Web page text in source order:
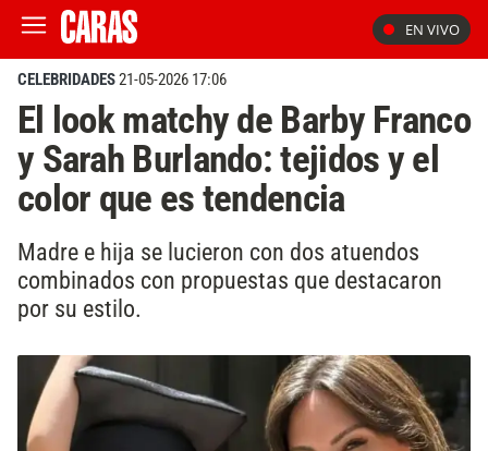
EN VIVO
CELEBRIDADES21-05-2026 17:06
El look matchy de Barby Franco
y Sarah Burlando: tejidos y el
color que es tendencia
Madre e hija se lucieron con dos atuendos
combinados con propuestas que destacaron
por su estilo.